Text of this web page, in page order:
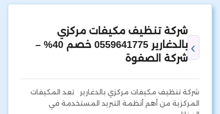
شركة تنظيف مكيفات مركزي
بالدغارير 0559641775 خصم 40% –
شركة الصفوة
شركة تنظيف مكيفات مركزي بالدغارير تعد المكيفات
المركزية من أهم أنظمة التبريد المستخدمة في